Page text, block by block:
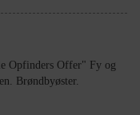
Opfinders Offer" Fy og
Brøndbyøster.